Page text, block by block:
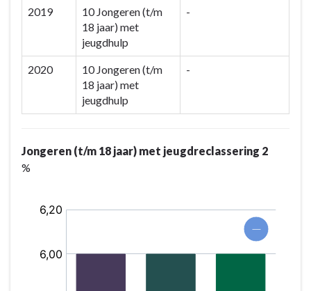
2019
10 Jongeren (t/m
18 jaar) met
jeugdhulp
-
2020
10 Jongeren (t/m
18 jaar) met
jeugdhulp
-
Jongeren (t/m 18 jaar) met jeugdreclassering 2
%